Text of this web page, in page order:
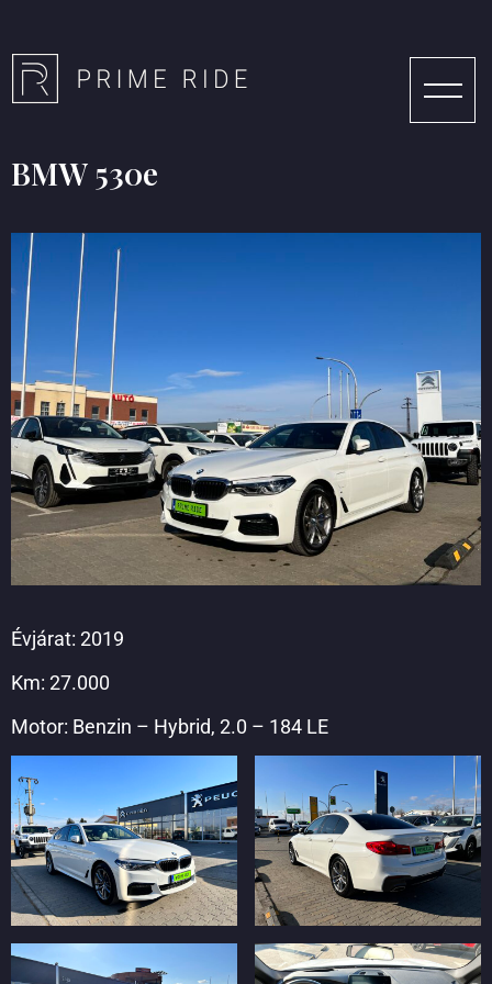
BMW 530e
Évjárat: 2019
Km: 27.000
Motor: Benzin – Hybrid, 2.0 – 184 LE